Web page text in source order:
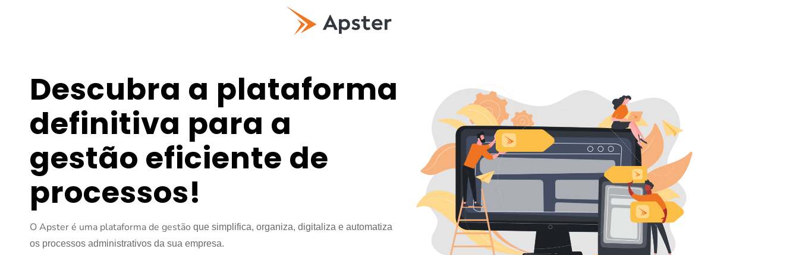
Descubra a plataforma
definitiva para a
gestão eficiente de
processos!
O Apster é uma plataforma de gestão que simplifica, organiza, digitaliza e automatiza
os processos administrativos da sua empresa.